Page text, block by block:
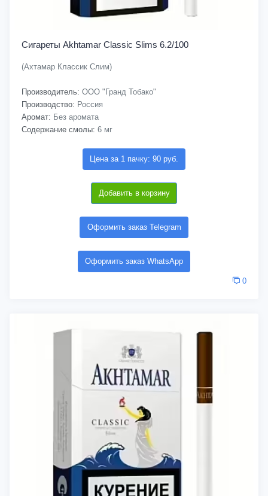
Сигареты Akhtamar Classic Slims 6.2/100
(Ахтамар Классик Слим)
Производитель: ООО "Гранд Тобако"
Производство: Россия
Аромат: Без аромата
Содержание смолы: 6 мг
Цена за 1 пачку: 90 руб.
Добавить в корзину
Оформить заказ Telegram
Оформить заказ WhatsApp
0